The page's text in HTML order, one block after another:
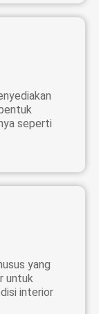
seperti
yang
untuk
interior